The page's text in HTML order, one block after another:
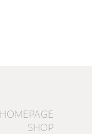
HOMEPAGE
SHOP